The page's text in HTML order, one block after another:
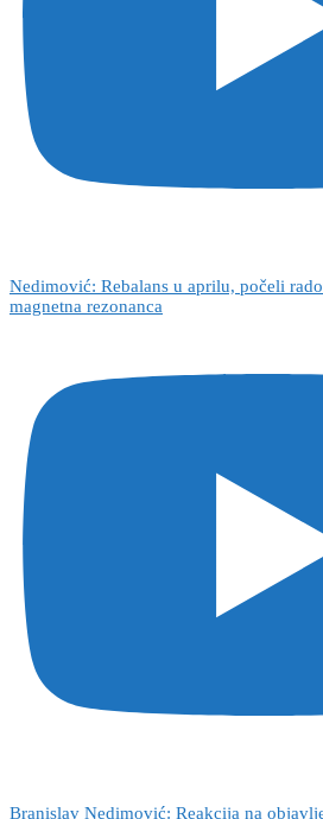
Nedimović: Rebalans u aprilu, počeli
magnetna rezonanca
Branislav Nedimović: Reakcija na